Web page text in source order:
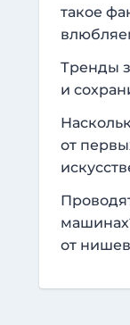
такое
Тренды
и
от
от